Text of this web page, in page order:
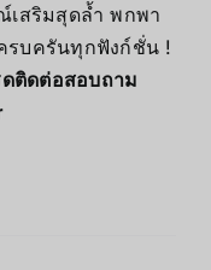
สริมสุดล้ำ พกพา
รบครันทุกฟังก์ชั่น !
ติดต่อสอบถาม